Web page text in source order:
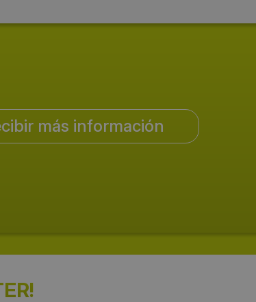
más información